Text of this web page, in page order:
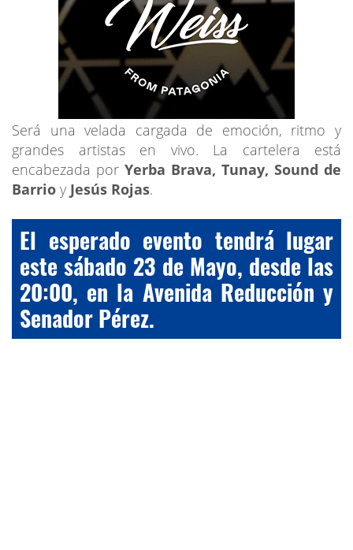
Será una velada cargada de emoción, ritmo y
grandes artistas en vivo. La cartelera está
encabezada por Yerba Brava, Tunay, Sound de
Barrio y Jesús Rojas.
El esperado evento tendrá lugar
este sábado 23 de Mayo, desde las
20:00, en la Avenida Reducción y
Senador Pérez.